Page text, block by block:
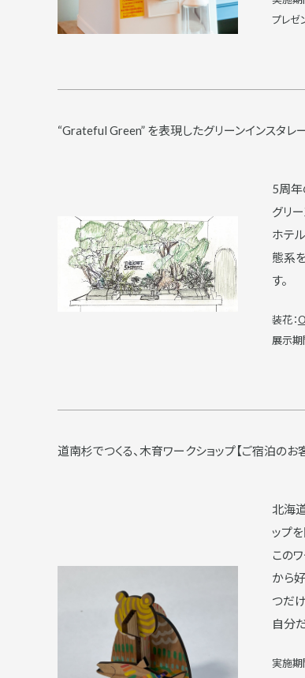
プレゼ
“Grateful Green” を表現したグリーンインスタレ
5周年のテーマ「Grateful Green」にちなみ、北海道産の草花を用いた
グリ
ホテ
態系
す。
装花：
展示期
道南杉でつくる、木育ワークショップ【ご宿泊のお
北海道・道南エリアで育った「道南杉」の木材を使った、木育ワークショ
ップを
この
から
つだ
自分
実施期